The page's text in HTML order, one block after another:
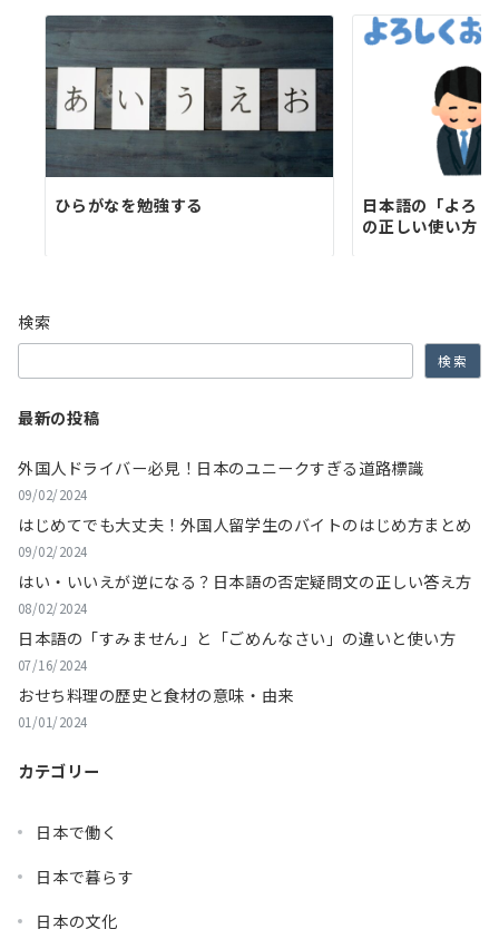
ひらがなを勉強する
日本語の「よろ
の正しい使い方
検索
検索
最新の投稿
外国人ドライバー必見！日本のユニークすぎる道路標識
09/02/2024
はじめてでも大丈夫！外国人留学生のバイトのはじめ方まとめ
09/02/2024
はい・いいえが逆になる？日本語の否定疑問文の正しい答え方
08/02/2024
日本語の「すみません」と「ごめんなさい」の違いと使い方
07/16/2024
おせち料理の歴史と食材の意味・由来
01/01/2024
カテゴリー
日本で働く
日本で暮らす
日本の文化